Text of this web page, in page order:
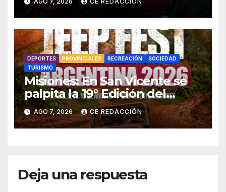
retirar el manejo del fuego
DEPORTES PROVINCIALES RECREACIÓN
SOCIEDAD
TURISMO
Misiones: En San Vicente se
palpita la 19° Edición del
«Jeep Fest» – Cronograma –
detalles
AGO 7, 2026 CE REDACCIÓN
Deja una respuesta